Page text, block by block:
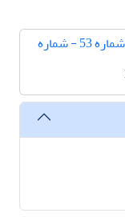
دوره 14، شماره 53 - شماره